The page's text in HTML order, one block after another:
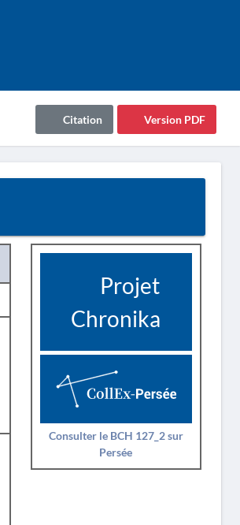
Version PDF
Citation
Projet
Chronika
Consulter le BCH 127_2 sur
Persée